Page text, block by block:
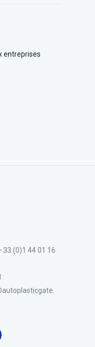
entreprises
33 (0)1 44 01 16
: